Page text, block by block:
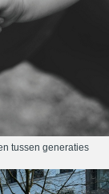
tussen generaties